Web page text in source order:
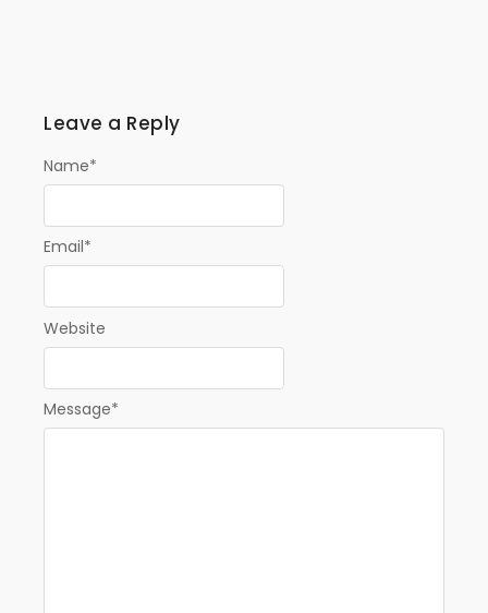
Leave a Reply
Message*
Name*
Email*
Website